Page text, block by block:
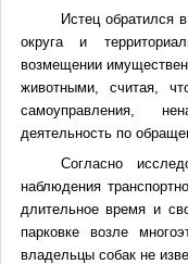
Истец обратился
округа и
возмещении
животными, считая,
самоуправления,
деятельность по
Согласно
наблюдения
длительное время и
парковке возле
владельцы собак не